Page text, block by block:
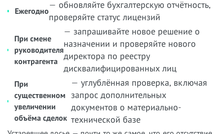
Ежегодно
— обновляйте бухгалтерскую отчётность,
проверяйте статус лицензий
При смене
руководителя
контрагента
— запрашивайте новое решение о
назначении и проверяйте нового
директора по реестру
дисквалифицированных лиц
При
существенном
увеличении
объёма сделок
— углублённая проверка, включая
запрос дополнительных
документов о материально-
технической базе